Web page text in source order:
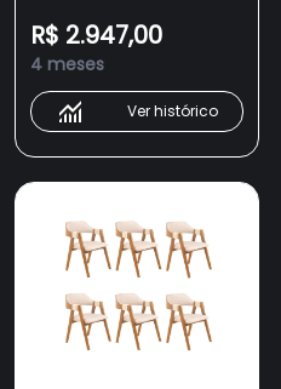
R$ 2.947,00
4 meses
Ver histórico